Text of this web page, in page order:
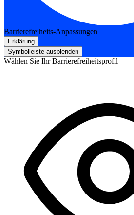
Barrierefreiheits-Anpassungen
Erklärung
Symbolleiste ausblenden
Wählen Sie Ihr Barrierefreiheitsprofil